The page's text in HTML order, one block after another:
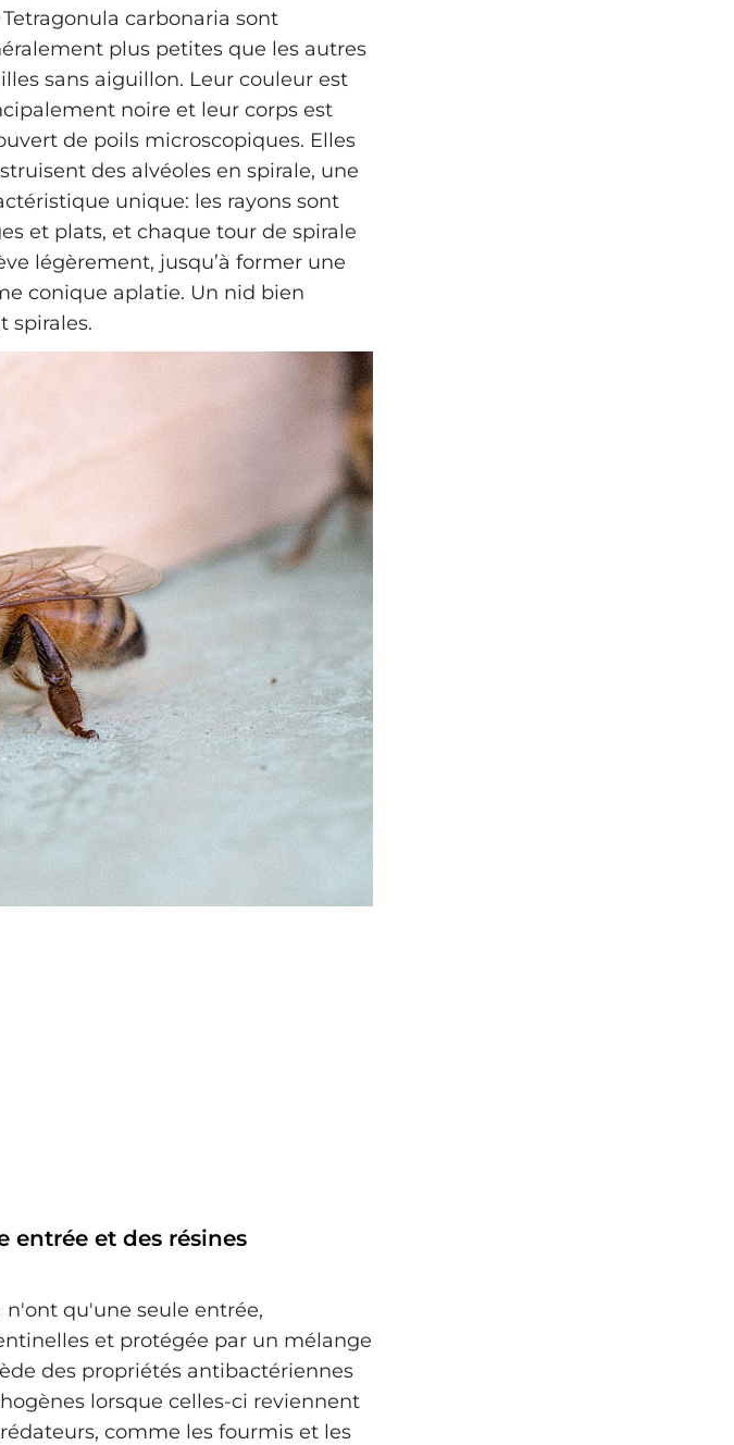
Tetragonula carbonaria sont
plus petites que les autres
sans aiguillon. Leur couleur est
noire et leur corps est
de poils microscopiques. Elles
des alvéoles en spirale, une
unique: les rayons sont
et plats, et chaque tour de spirale
légèrement, jusqu’à former une
conique aplatie. Un nid bien
spirales.
entrée et des résines
n'ont qu'une seule entrée,
et protégée par un mélange
des propriétés antibactériennes
lorsque celles-ci reviennent
comme les fourmis et les